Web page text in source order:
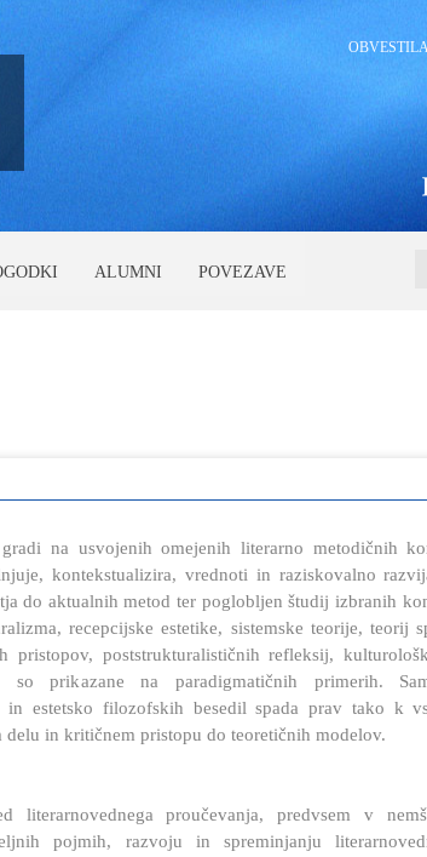
ALUMNI POVEZAVE
na usvojenih omejenih literarno metodičnih
kontekstualizira, vrednoti in raziskovalno
do aktualnih metod ter poglobljen študij izbranih
recepcijske estetike, sistemske teorije, teorij
pristopov, poststrukturalističnih refleksij,
prikazane na paradigmatičnih primerih.
in estetsko filozofskih besedil spada prav tako k
delu in kritičnem pristopu do teoretičnih modelov.
literarnovednega proučevanja, predvsem v
pojmih, razvoju in spreminjanju